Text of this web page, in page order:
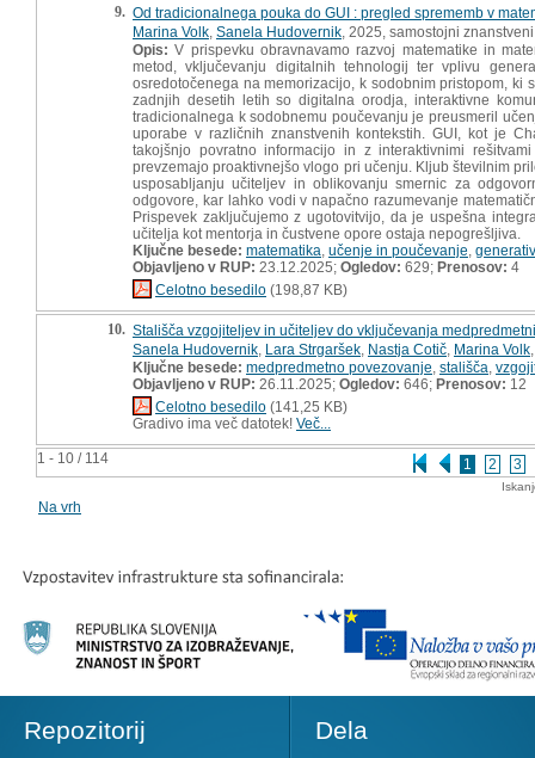
1 - 10 / 114 1 2 3
9. Od tradicionalnega pouka do GUI : pregled sprememb v
Marina Volk Sanela Hudovernik , 2025, samostojni
Opis: V prispevku obravnavamo razvoj matematike in
metod, vključevanju digitalnih tehnologij ter vplivu
osredotočenega na memorizacijo, k sodobnim pristopom,
zadnjih desetih letih so digitalna orodja, interaktivne
tradicionalnega k sodobnemu poučevanju je preusmeril
uporabe v različnih znanstvenih kontekstih. GUI, kot je
takojšnjo povratno informacijo in z interaktivnimi
prevzemajo proaktivnejšo vlogo pri učenju. Kljub številnim
usposabljanju učiteljev in oblikovanju smernic za
odgovore, kar lahko vodi v napačno razumevanje
Prispevek zaključujemo z ugotovitvijo, da je uspešna
učitelja kot mentorja in čustvene opore ostaja nepogrešljiva.
Ključne besede: matematika učenje in poučevanje
Objavljeno v RUP: 23.12.2025; Ogledov: 629; Prenosov: 4
Celotno besedilo (198,87 KB)
10. Stališča vzgojiteljev in učiteljev do vključevanja
Sanela Hudovernik Lara Strgaršek Nastja Cotič Marina Volk
Ključne besede: medpredmetno povezovanje stališča
Objavljeno v RUP: 26.11.2025; Ogledov: 646; Prenosov: 12
Celotno besedilo (141,25 KB)
Gradivo ima več datotek! Več...
Na vrh
Repozitorij Dela